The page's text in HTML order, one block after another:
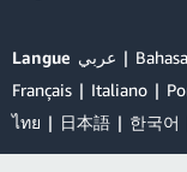
Langue عربي
Français
Italiano
ไทย
日本語 한국어